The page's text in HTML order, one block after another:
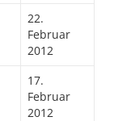
22.
Februar
2012
17.
Februar
2012